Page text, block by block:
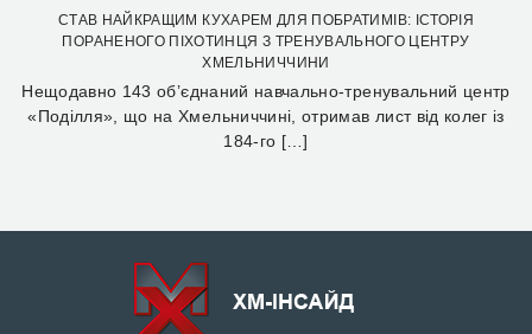
СТАВ НАЙКРАЩИМ КУХАРЕМ ДЛЯ ПОБРАТИМІВ: ІСТОРІЯ
ПОРАНЕНОГО ПІХОТИНЦЯ З ТРЕНУВАЛЬНОГО ЦЕНТРУ
ХМЕЛЬНИЧЧИНИ
Нещодавно 143 об’єднаний навчально-тренувальний центр
«Поділля», що на Хмельниччині, отримав лист від колег із
184-го […]